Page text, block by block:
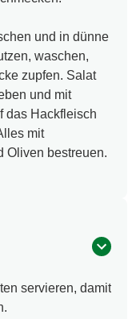
und in dünne
waschen,
zupfen. Salat
und mit
das Hackfleisch
mit
Oliven bestreuen.
servieren, damit